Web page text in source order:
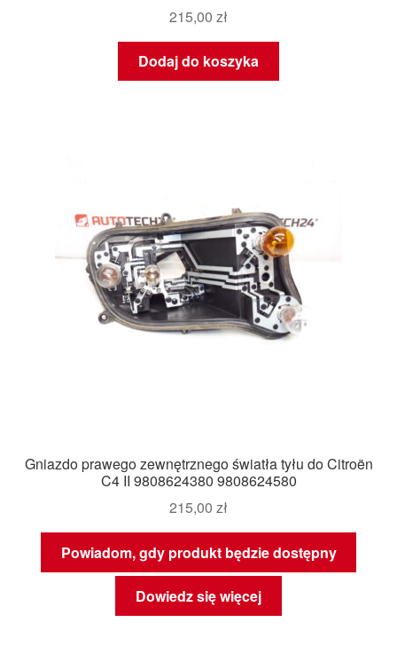
215,00 zł
Dodaj do koszyka
Gniazdo prawego zewnętrznego światła tyłu do Citroën
C4 II 9808624380 9808624580
215,00 zł
Powiadom, gdy produkt będzie dostępny
Dowiedz się więcej